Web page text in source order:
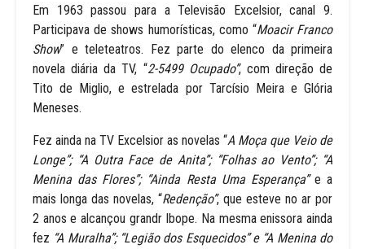
Em 1963 passou para a Televisão Excelsior, canal 9.
Participava de shows humorísticas, como “Moacir Franco
Show” e teleteatros. Fez parte do elenco da primeira
novela diária da TV, “2-5499 Ocupado”, com direção de
Tito de Miglio, e estrelada por Tarcísio Meira e Glória
Meneses.
Fez ainda na TV Excelsior as novelas “A Moça que Veio de
Longe”; “A Outra Face de Anita”; “Folhas ao Vento”; “A
Menina das Flores”; “Ainda Resta Uma Esperança”e a
mais longa das novelas, “Redenção”, que esteve no ar por
2 anos e alcançou grandr Ibope. Na mesma enissora ainda
fez “A Muralha”; “Legião dos Esquecidos” e “A Menina do